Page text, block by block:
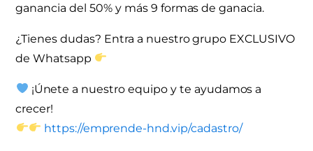
ganancia del 50% y más 9 formas de ganacia.
¿Tienes dudas? Entra a nuestro grupo EXCLUSIVO
de Whatsapp
¡Únete a nuestro equipo y te ayudamos a
crecer!
https://emprende-hnd.vip/cadastro/